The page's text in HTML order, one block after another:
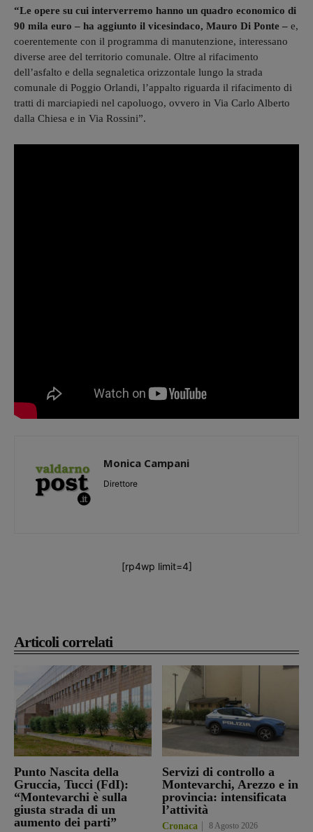
Articoli correlati
Punto Nascita della
Gruccia, Tucci (FdI):
“Montevarchi è sulla
giusta strada di un
aumento dei parti”
Servizi di controllo a
Montevarchi, Arezzo e in
provincia: intensificata
l’attività
Cronaca 8 Agosto 2026
“Le opere su cui interverremo hanno un quadro economico di
90 mila euro – ha aggiunto il vicesindaco, Mauro Di Ponte – e,
coerentemente con il programma di manutenzione, interessano
diverse aree del territorio comunale. Oltre al rifacimento
dell’asfalto e della segnaletica orizzontale lungo la strada
comunale di Poggio Orlandi, l’appalto riguarda il rifacimento di
tratti di marciapiedi nel capoluogo, ovvero in Via Carlo Alberto
dalla Chiesa e in Via Rossini”.
Monica Campani
Direttore
[rp4wp limit=4]